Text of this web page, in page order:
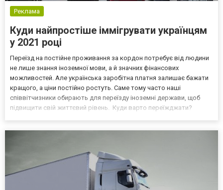
Реклама
Куди найпростіше іммігрувати українцям
у 2021 році
Переїзд на постійне проживання за кордон потребує від людини
не лише знання іноземної мови, а й значних фінансових
можливостей. Але українська заробітна платня залишає бажати
кращого, а ціни постійно ростуть. Саме тому часто наші
співвітчизники обирають для переїзду іноземні держави, щоб
підвищити свій життєвий рівень. Куди варто переїжджати?